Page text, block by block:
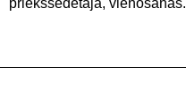
priekšsēdētāja, vienošanās.